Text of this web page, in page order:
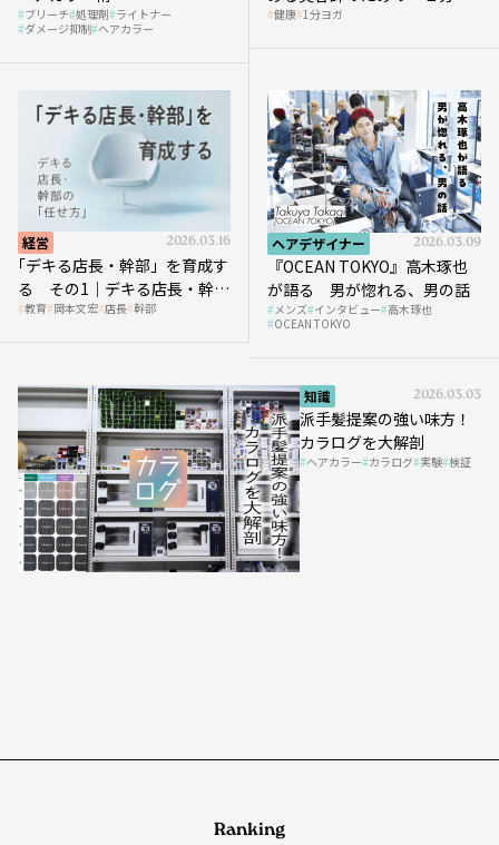
ブリーチ 処理剤 ライトナー
ダメージ抑制 ヘアカラー
ガ」講座｜実践編
健康 1分ヨガ
経営 2026.03.16
｢デキる店長・幹部」を育成す
る その1｜デキる店長・幹部
の「任せ方」
教育 岡本文宏 店長 幹部
ヘアデザイナー 2026.03.09
『OCEAN TOKYO』高木琢也
が語る 男が惚れる、男の話
メンズ インタビュー 高木琢也
OCEAN TOKYO
知識 2026.03.03
派手髪提案の強い味方！
カラログを大解剖
ヘアカラー カラログ 実験 検証
Ranking